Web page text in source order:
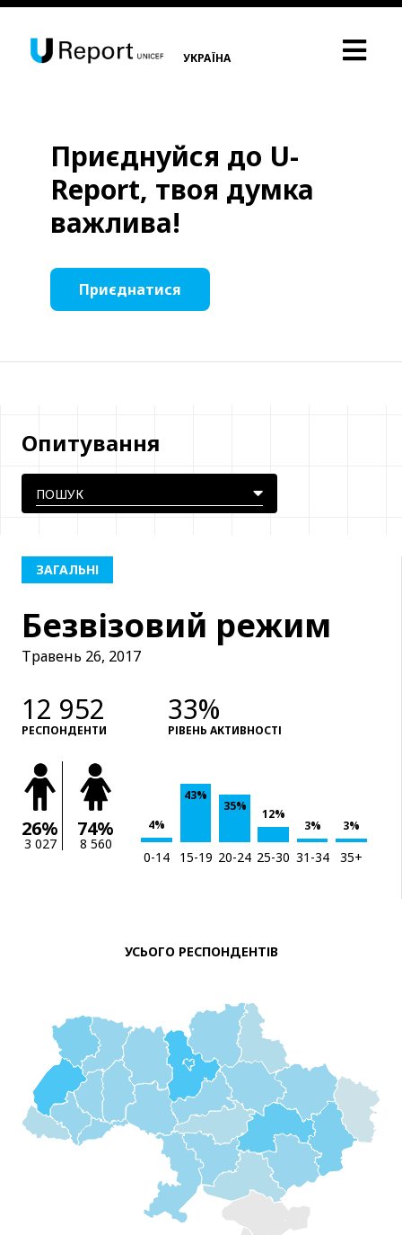
УКРАЇНА
Приєднуйся до U-
Report, твоя думка
важлива!
Приєднатися
Опитування
ЗАГАЛЬНІ
Безвізовий режим
Травень 26, 2017
12 952
РЕСПОНДЕНТИ
33%
РІВЕНЬ АКТИВНОСТІ
26%
3 027
74%
8 560
4%
43%
35%
12%
3% 3%
0-14 15-19 20-24 25-30 31-34 35+
УСЬОГО РЕСПОНДЕНТІВ